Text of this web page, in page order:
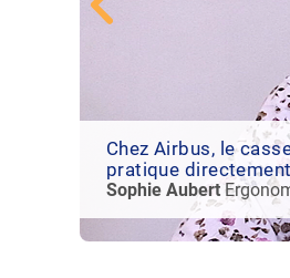
Chez Airbus, le
pratique
Sophie Aubert